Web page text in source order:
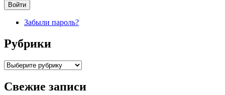
Войти
Забыли пароль?
Рубрики
Рубрики
Свежие записи